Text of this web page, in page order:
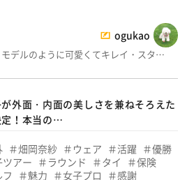
ogukao
デルのように可愛くてキレイ・スタ…
外面・内面の美しさを兼ねそろえた
！本当の…
畑岡奈紗 ウェア 活躍
優勝
ツアー
ラウンド タイ
保険
フ
魅力 女子プロ
感謝